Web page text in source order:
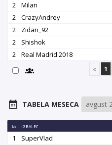
2
Milan
2
CrazyAndrey
2
Zidan_92
2
Shishok
2
Real Madrid 2018
«
1
TABELA MESECA
№ IGRALEC
1 SuperVlad